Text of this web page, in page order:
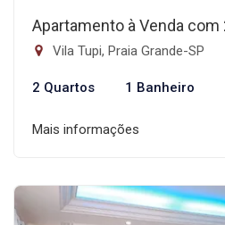
Apartamento à Venda com
Vila Tupi, Praia Grande-SP
2 Quartos 1 Banheiro
Mais informações